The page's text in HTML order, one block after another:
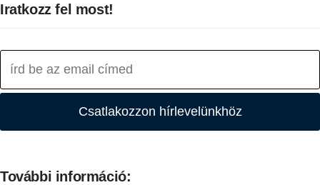
Iratkozz fel most!
Csatlakozzon hírlevelünkhöz
További információ: